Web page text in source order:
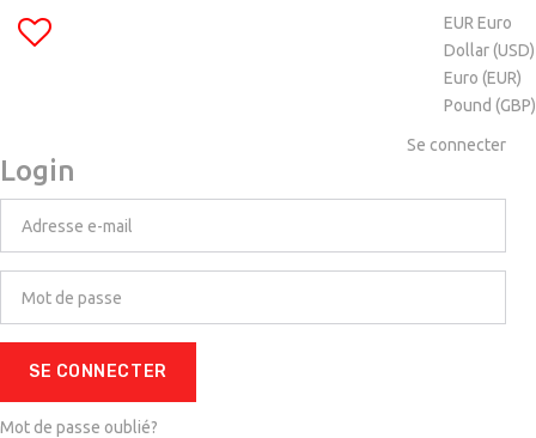
EUR Euro
Dollar (USD)
Euro (EUR)
Pound (GBP)
Se connecter
Login
SE CONNECTER
Mot de passe oublié?